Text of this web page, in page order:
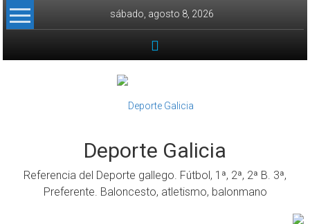
Skip to content
sábado, agosto 8, 2026
Deporte Galicia
Referencia del Deporte gallego. Fútbol, 1ª, 2ª, 2ª B. 3ª,
Preferente. Baloncesto, atletismo, balonmano